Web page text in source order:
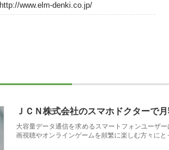
http://www.elm-denki.co.jp/
ＪＣＮ株式会社のスマホドクターで
大容量データ通信を求めるスマートフォンユーザ
画視聴やオンラインゲームを頻繁に楽しむ方々に